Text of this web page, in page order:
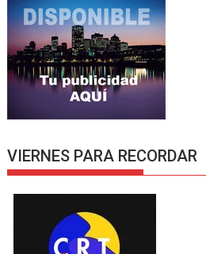
VIERNES PARA RECORDAR